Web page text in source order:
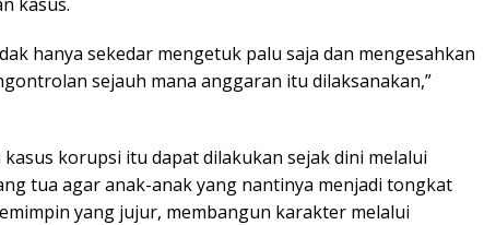
hanya sekedar mengetuk palu saja dan mengesahkan
sejauh mana anggaran itu dilaksanakan,”
korupsi itu dapat dilakukan sejak dini melalui
tua agar anak-anak yang nantinya menjadi tongkat
yang jujur, membangun karakter melalui